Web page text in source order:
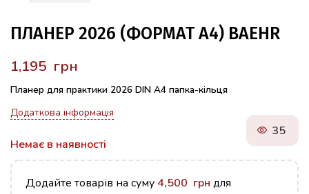
ПЛАНЕР 2026 (ФОРМАТ A4) BAEHR
грн
Планер для практики 2026 DIN A4 папка-кільця
Додаткова інформація
Немає в наявності
35
Додайте товарів на суму 4,500 грн для